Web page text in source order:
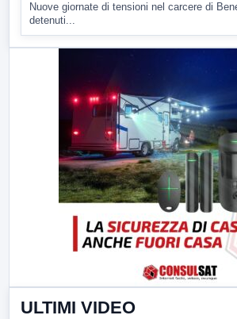
Nuove giornate di tensioni nel carcere di
detenuti...
ULTIMI VIDEO